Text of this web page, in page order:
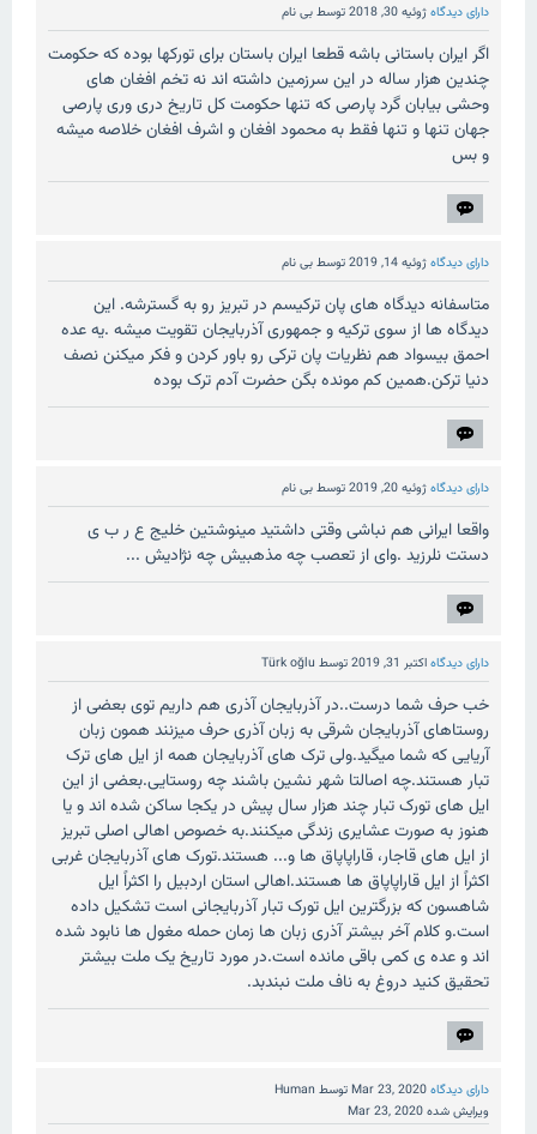
دارای دیدگاهژوئیه 30, 2018 توسطبی نام
اگر ایران باستانی باشه قطعا ایران باستان برای تورکها بوده که حکومت
چندین هزار ساله در این سرزمین داشته اند نه تخم افغان های
وحشی بیابان گرد پارصی که تنها حکومت کل تاریخ دری وری پارصی
جهان تنها و تنها فقط به محمود افغان و اشرف افغان خلاصه میشه
و بس
دارای دیدگاهژوئیه 14, 2019 توسطبی نام
متاسفانه دیدگاه های پان ترکیسم در تبریز رو به گسترشه. این
دیدگاه ها از سوی ترکیه و جمهوری آذربایجان تقویت میشه .یه عده
احمق بیسواد هم نظریات پان ترکی رو باور کردن و فکر میکنن نصف
دنیا ترکن.همین کم مونده بگن حضرت آدم ترک بوده
دارای دیدگاهژوئیه 20, 2019 توسطبی نام
واقعا ایرانی هم نباشی وقتی داشتید مینوشتین خلیج ع ر ب ی
دستت نلرزید .وای از تعصب چه مذهبیش چه نژادیش ...
دارای دیدگاهاکتبر 31, 2019 توسط Türk oğlu
خب حرف شما درست..در آذربایجان آذری هم داریم توی بعضی از
روستاهای آذربایجان شرقی به زبان آذری حرف میزنند همون زبان
آریایی که شما میگید.ولی ترک های آذربایجان همه از ایل های ترک
تبار هستند.چه اصالتا شهر نشین باشند چه روستایی.بعضی از این
ایل های تورک تبار چند هزار سال پیش در یکجا ساکن شده اند و یا
هنوز به صورت عشایری زندگی میکنند.به خصوص اهالی اصلی تبریز
از ایل های قاجار، قاراپاپاق ها و... هستند.تورک های آذربایجان غربی
اکثراً از ایل قاراپاپاق ها هستند.اهالی استان اردبیل را اکثراً ایل
شاهسون که بزرگترین ایل تورک تبار آذربایجانی است تشکیل داده
است.و کلام آخر بیشتر آذری زبان ها زمان حمله مغول ها نابود شده
اند و عده ی کمی باقی مانده است.در مورد تاریخ یک ملت بیشتر
تحقیق کنید دروغ به ناف ملت نبندبد.
دارای دیدگاهMar 23, 2020توسط Human
ویرایش شدهMar 23, 2020